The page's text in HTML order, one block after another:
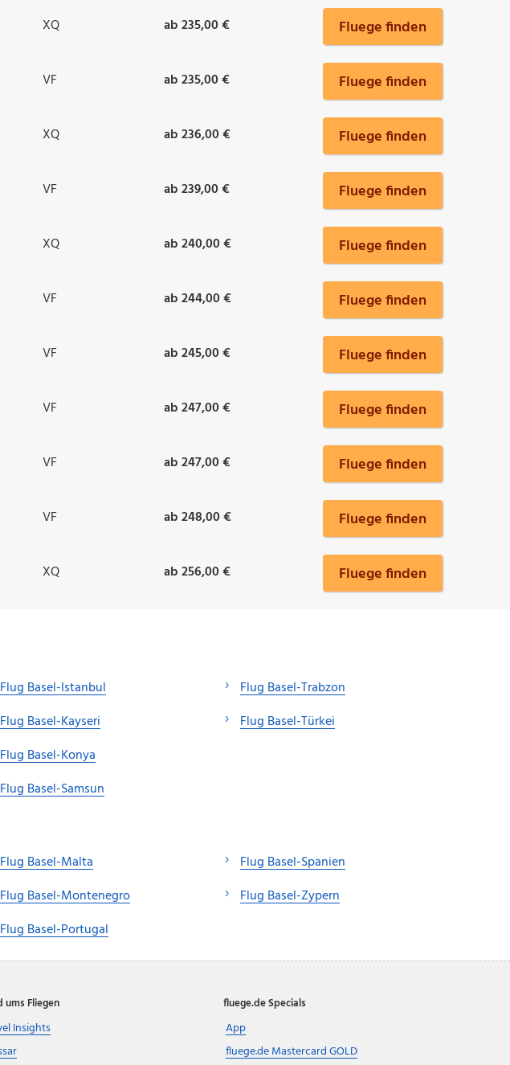
XQ ab 235,00 € Fluege finden
VF ab 235,00 € Fluege finden
XQ ab 236,00 € Fluege finden
VF ab 239,00 € Fluege finden
XQ ab 240,00 € Fluege finden
VF ab 244,00 € Fluege finden
VF ab 245,00 € Fluege finden
VF ab 247,00 € Fluege finden
VF ab 247,00 € Fluege finden
VF ab 248,00 € Fluege finden
XQ ab 256,00 € Fluege finden
Flug Basel-Istanbul
Flug Basel-Kayseri
Flug Basel-Konya
Flug Basel-Samsun
Flug Basel-Trabzon
Flug Basel-Türkei
Flug Basel-Malta
Flug Basel-Montenegro
Flug Basel-Portugal
Flug Basel-Spanien
Flug Basel-Zypern